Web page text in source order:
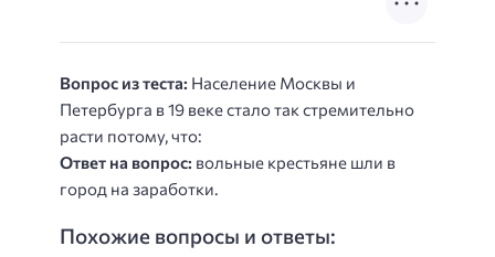
Вопрос из теста: Население Москвы и
Петербурга в 19 веке стало так стремительно
расти потому, что:
Ответ на вопрос: вольные крестьяне шли в
город на заработки.
Похожие вопросы и ответы: